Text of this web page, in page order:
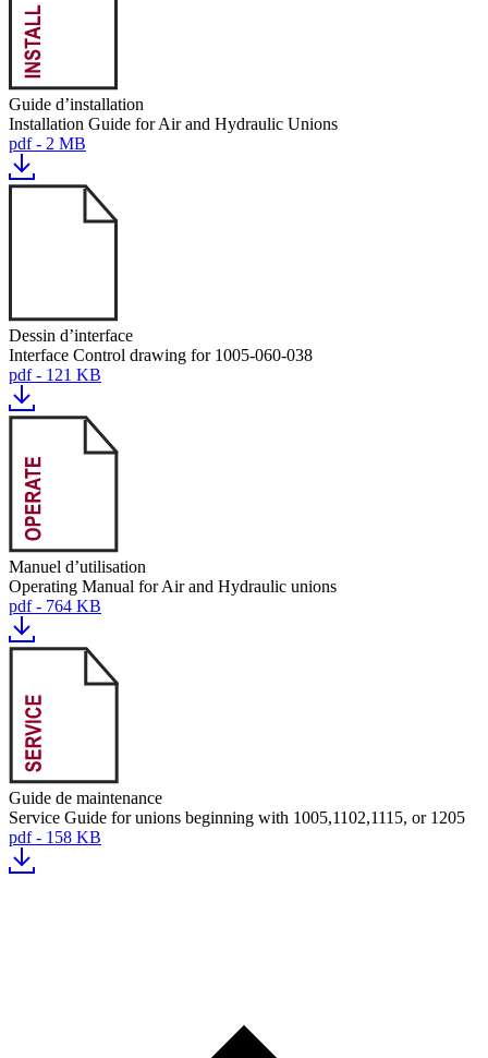
Guide d’installation
Installation Guide for Air and Hydraulic Unions
pdf - 2 MB
Dessin d’interface
Interface Control drawing for 1005-060-038
pdf - 121 KB
Manuel d’utilisation
Operating Manual for Air and Hydraulic unions
pdf - 764 KB
Guide de maintenance
Service Guide for unions beginning with 1005,1102,1115, or 1205
pdf - 158 KB